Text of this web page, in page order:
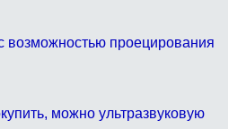
возможностью проецирования
можно ультразвуковую